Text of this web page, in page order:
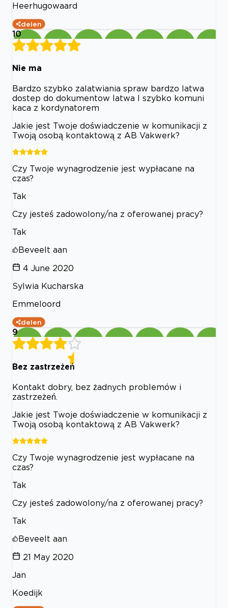
Heerhugowaard
delen
10
Nie ma
Bardzo szybko zalatwiania spraw bardzo latwa
dostep do dokumentow latwa I szybko komuni
kaca z kordynatorem
Jakie jest Twoje doświadczenie w komunikacji z
Twoją osobą kontaktową z AB Vakwerk?
Czy Twoje wynagrodzenie jest wypłacane na
czas?
Tak
Czy jesteś zadowolony/na z oferowanej pracy?
Tak
Beveelt aan
4 June 2020
Sylwia Kucharska
Emmeloord
delen
9
Bez zastrzeżeń
Kontakt dobry, bez żadnych problemów i
zastrzeżeń.
Jakie jest Twoje doświadczenie w komunikacji z
Twoją osobą kontaktową z AB Vakwerk?
Czy Twoje wynagrodzenie jest wypłacane na
czas?
Tak
Czy jesteś zadowolony/na z oferowanej pracy?
Tak
Beveelt aan
21 May 2020
Jan
Koedijk